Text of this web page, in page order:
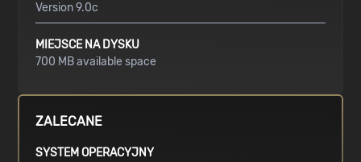
Version 9.0c
MIEJSCE NA DYSKU
700 MB available space
ZALECANE
SYSTEM OPERACYJNY